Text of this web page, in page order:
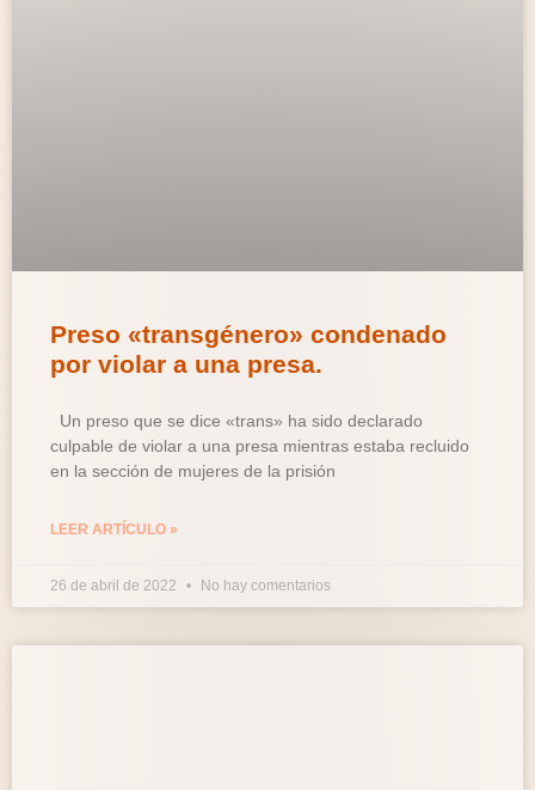
Preso «transgénero» condenado
por violar a una presa.
Un preso que se dice «trans» ha sido declarado
culpable de violar a una presa mientras estaba recluido
en la sección de mujeres de la prisión
LEER ARTÍCULO »
26 de abril de 2022 No hay comentarios